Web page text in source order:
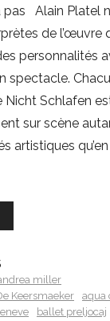
pas Alain Platel
de l’œuvre
personnalités
spectacle.
Nicht Schlafen
sur scène
artistiques
miller
Keersmaeker
aqua
ballet preljocaj